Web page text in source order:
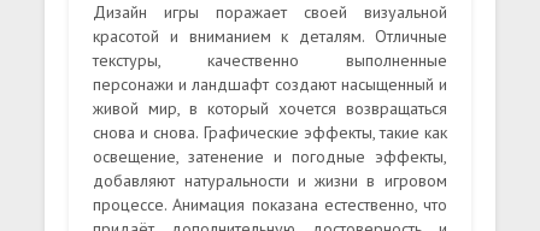
Дизайн игры поражает своей визуальной
красотой и вниманием к деталям. Отличные
текстуры, качественно выполненные
персонажи и ландшафт создают насыщенный и
живой мир, в который хочется возвращаться
снова и снова. Графические эффекты, такие как
освещение, затенение и погодные эффекты,
добавляют натуральности и жизни в игровом
процессе. Анимация показана естественно, что